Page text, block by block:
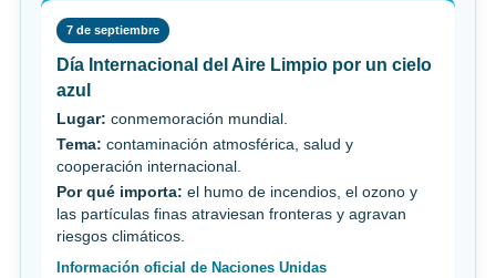
7 de septiembre
Día Internacional del Aire Limpio por un cielo
azul
Lugar: conmemoración mundial.
Tema: contaminación atmosférica, salud y
cooperación internacional.
Por qué importa: el humo de incendios, el ozono y
las partículas finas atraviesan fronteras y agravan
riesgos climáticos.
Información oficial de Naciones Unidas